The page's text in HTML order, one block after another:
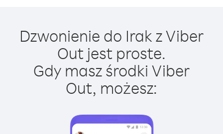
Dzwonienie do Irak z Viber
Out jest proste.
Gdy masz środki Viber
Out, możesz: